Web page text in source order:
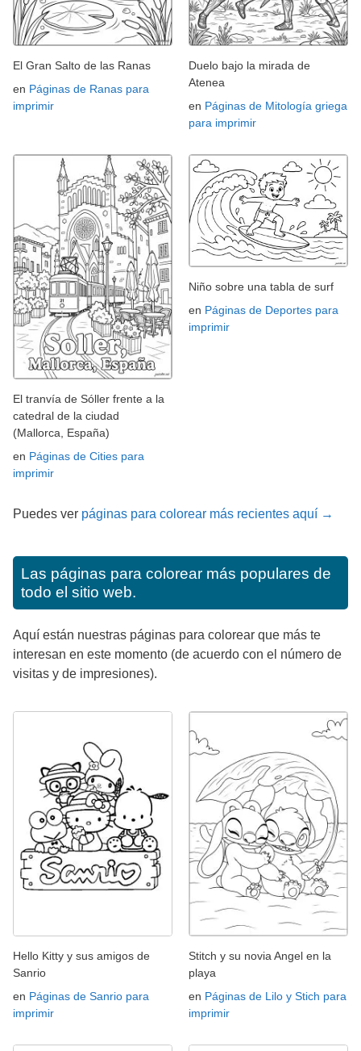
El Gran Salto de las Ranas
en Páginas de Ranas para
imprimir
Duelo bajo la mirada de
Atenea
en Páginas de Mitología griega
para imprimir
El tranvía de Sóller frente a la
catedral de la ciudad
(Mallorca, España)
en Páginas de Cities para
imprimir
Niño sobre una tabla de surf
en Páginas de Deportes para
imprimir
Puedes ver páginas para colorear más recientes aquí →
Las páginas para colorear más populares de
todo el sitio web.
Aquí están nuestras páginas para colorear que más te
interesan en este momento (de acuerdo con el número de
visitas y de impresiones).
Hello Kitty y sus amigos de
Sanrio
en Páginas de Sanrio para
imprimir
Stitch y su novia Angel en la
playa
en Páginas de Lilo y Stich para
imprimir